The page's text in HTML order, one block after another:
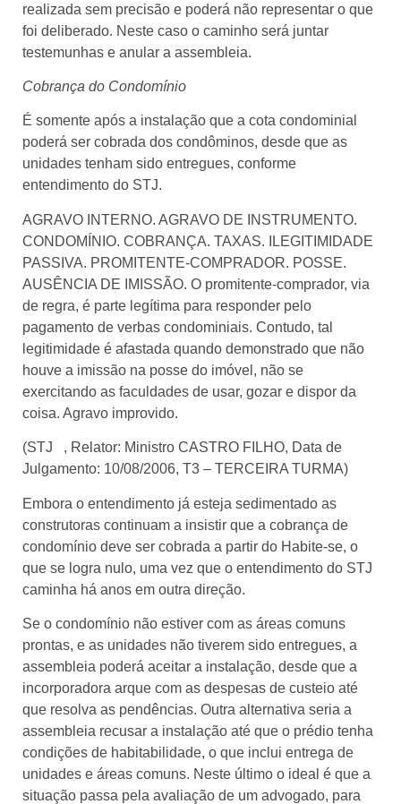
realizada sem precisão e poderá não representar o que
foi deliberado. Neste caso o caminho será juntar
testemunhas e anular a assembleia.
Cobrança do Condomínio
É somente após a instalação que a cota condominial
poderá ser cobrada dos condôminos, desde que as
unidades tenham sido entregues, conforme
entendimento do STJ.
AGRAVO INTERNO. AGRAVO DE INSTRUMENTO.
CONDOMÍNIO. COBRANÇA. TAXAS. ILEGITIMIDADE
PASSIVA. PROMITENTE-COMPRADOR. POSSE.
AUSÊNCIA DE IMISSÃO. O promitente-comprador, via
de regra, é parte legítima para responder pelo
pagamento de verbas condominiais. Contudo, tal
legitimidade é afastada quando demonstrado que não
houve a imissão na posse do imóvel, não se
exercitando as faculdades de usar, gozar e dispor da
coisa. Agravo improvido.
(STJ , Relator: Ministro CASTRO FILHO, Data de
Julgamento: 10/08/2006, T3 – TERCEIRA TURMA)
Embora o entendimento já esteja sedimentado as
construtoras continuam a insistir que a cobrança de
condomínio deve ser cobrada a partir do Habite-se, o
que se logra nulo, uma vez que o entendimento do STJ
caminha há anos em outra direção.
Se o condomínio não estiver com as áreas comuns
prontas, e as unidades não tiverem sido entregues, a
assembleia poderá aceitar a instalação, desde que a
incorporadora arque com as despesas de custeio até
que resolva as pendências. Outra alternativa seria a
assembleia recusar a instalação até que o prédio tenha
condições de habitabilidade, o que inclui entrega de
unidades e áreas comuns. Neste último o ideal é que a
situação passa pela avaliação de um advogado, para